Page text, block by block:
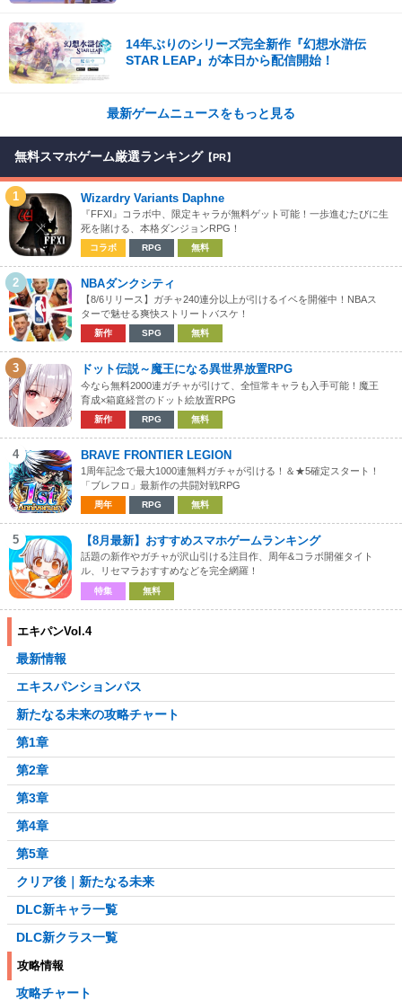
14年ぶりのシリーズ完全新作『幻想水滸伝
STAR LEAP』が本日から配信開始！
最新ゲームニュースをもっと見る
無料スマホゲーム厳選ランキング 【PR】
1 Wizardry Variants Daphne
『FFXI』コラボ中、限定キャラが無料ゲット可能！一歩進むたびに生
死を賭ける、本格ダンジョンRPG！
コラボ RPG 無料
2 NBAダンクシティ
【8/6リリース】ガチャ240連分以上が引けるイベを開催中！NBAス
ターで魅せる爽快ストリートバスケ！
新作 SPG 無料
3 ドット伝説～魔王になる異世界放置RPG
今なら無料2000連ガチャが引けて、全恒常キャラも入手可能！魔王
育成×箱庭経営のドット絵放置RPG
新作 RPG 無料
4 BRAVE FRONTIER LEGION
1周年記念で最大1000連無料ガチャが引ける！＆★5確定スタート！
「ブレフロ」最新作の共闘対戦RPG
周年 RPG 無料
5 【8月最新】おすすめスマホゲームランキング
話題の新作やガチャが沢山引ける注目作、周年&コラボ開催タイト
ル、リセマラおすすめなどを完全網羅！
特集 無料
エキパンVol.4
最新情報
エキスパンションパス
新たなる未来の攻略チャート
第1章
第2章
第3章
第4章
第5章
クリア後｜新たなる未来
DLC新キャラ一覧
DLC新クラス一覧
攻略情報
攻略チャート